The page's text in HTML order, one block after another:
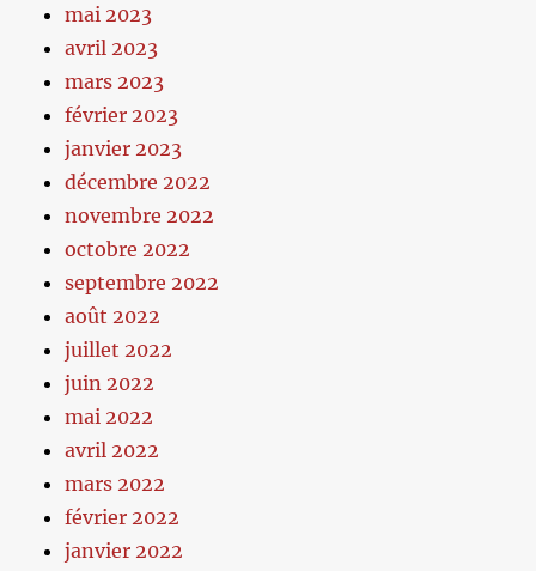
mai 2023
avril 2023
mars 2023
février 2023
janvier 2023
décembre 2022
novembre 2022
octobre 2022
septembre 2022
août 2022
juillet 2022
juin 2022
mai 2022
avril 2022
mars 2022
février 2022
janvier 2022